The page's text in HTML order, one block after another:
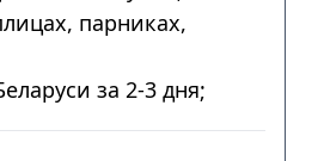
парниках,
за 2-3 дня;